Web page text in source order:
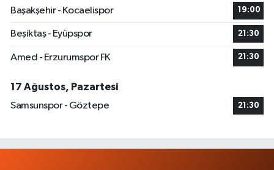
Başakşehir - Kocaelispor
19:00
Beşiktaş - Eyüpspor 21:30
Amed - Erzurumspor FK 21:30
17 Ağustos, Pazartesi
Samsunspor - Göztepe
21:30